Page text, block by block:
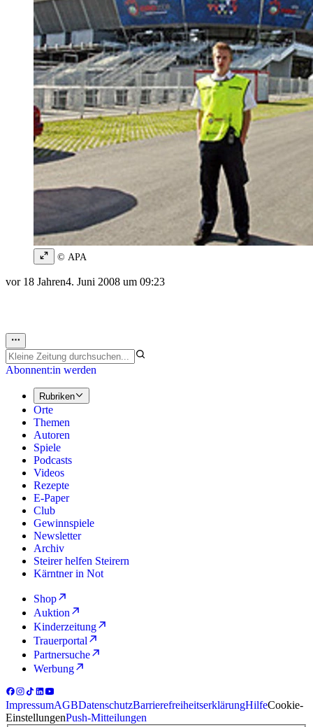
© APA
vor 18 Jahren4. Juni 2008 um 09:23
Abonnent:in werden
Rubriken
Orte
Themen
Autoren
Spiele
Podcasts
Videos
Rezepte
E-Paper
Club
Gewinnspiele
Newsletter
Archiv
Steirer helfen Steirern
Kärntner in Not
Shop
Auktion
Kinderzeitung
Trauerportal
Partnersuche
Werbung
ImpressumAGBDatenschutzBarrierefreiheitserklärungHilfeCookie-
EinstellungenPush-Mitteilungen